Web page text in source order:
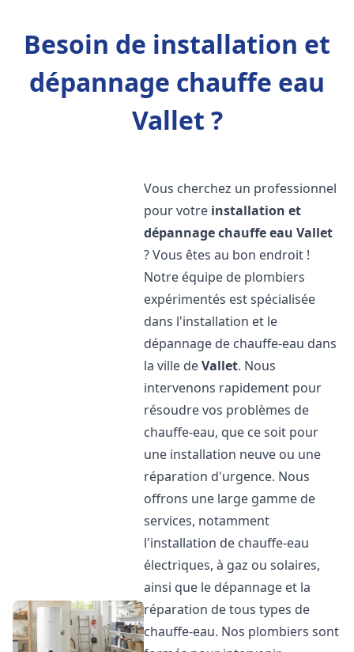
Besoin de installation et
dépannage chauffe eau
Vallet ?
Vous cherchez un professionnel
pour votre installation et
dépannage chauffe eau Vallet
? Vous êtes au bon endroit !
Notre équipe de plombiers
expérimentés est spécialisée
dans l'installation et le
dépannage de chauffe-eau dans
la ville deVallet. Nous
intervenons rapidement pour
résoudre vos problèmes de
chauffe-eau, que ce soit pour
une installation neuve ou une
réparation d'urgence. Nous
offrons une large gamme de
services, notamment
l'installation de chauffe-eau
électriques, à gaz ou solaires,
ainsi que le dépannage et la
réparation de tous types de
chauffe-eau. Nos plombiers sont